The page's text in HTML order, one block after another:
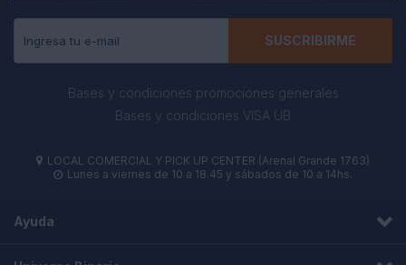
SUSCRIBIRME
Bases y condiciones promociones generales
Bases y condiciones VISA UB
 LOCAL COMERCIAL Y PICK UP CENTER (Arenal Grande 1763)
 Lunes a viernes de 10 a 18.45 y sábados de 10 a 14hs.
Ayuda